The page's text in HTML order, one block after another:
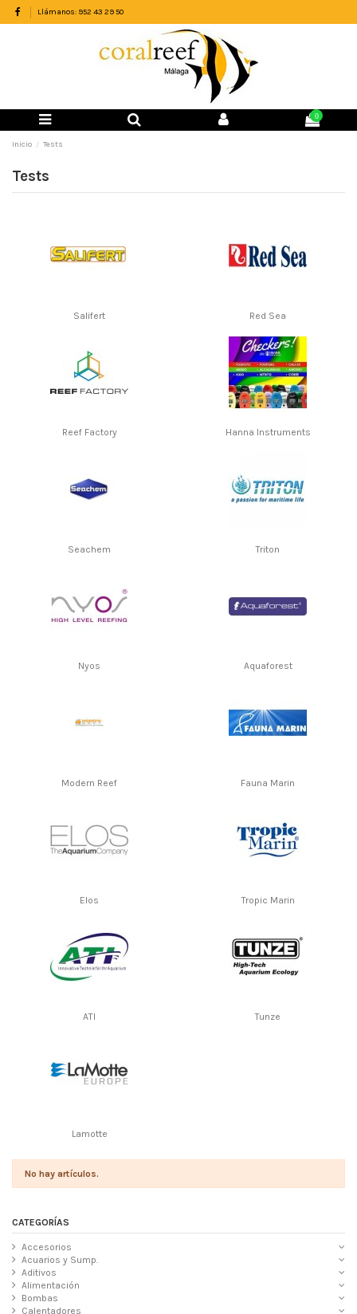
Llámanos: 952 43 29 50
0
Inicio Tests
Tests
Salifert Red Sea
Reef Factory Hanna Instruments
Seachem Triton
Nyos Aquaforest
Modern Reef Fauna Marin
Elos Tropic Marin
ATI Tunze
Lamotte
No hay artículos.
CATEGORÍAS
Accesorios
Acuarios y Sump.
Aditivos
Alimentación
Bombas
Calentadores